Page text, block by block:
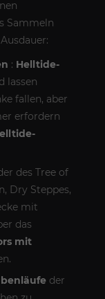
Sammeln
: Helltide-
lassen
fallen, aber
erfordern
des Tree of
Dry Steppes,
mit
das
mit
der